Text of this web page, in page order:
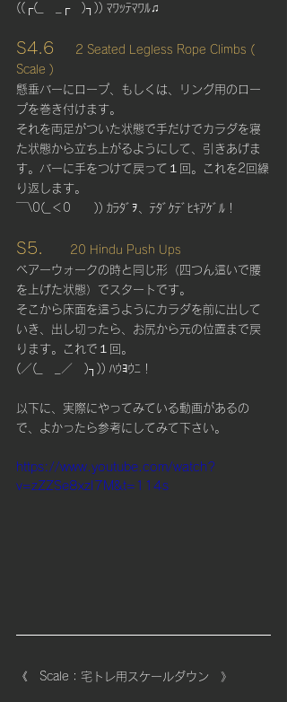
((┌(_　_┌　)┐)) ﾏﾜｯﾃﾏﾜﾙ♫
S4.6
2 Seated Legless Rope Climbs (
Scale )
懸垂バーにロープ、もしくは、リング用のロー
プを巻き付けます。
それを両足がついた状態で手だけでカラダを寝
た状態から立ち上がるようにして、引きあげま
す。バーに手をつけて戻って１回。これを2回繰
り返します。
￣\0(_＜0　　)) ｶﾗﾀﾞｦ、ﾃﾀﾞｹﾃﾞﾋｷｱｹﾞﾙ！
S5.
20 Hindu Push Ups
ベアーウォークの時と同じ形（四つん這いで腰
を上げた状態）でスタートです。
そこから床面を這うようにカラダを前に出して
いき、出し切ったら、お尻から元の位置まで戻
ります。これで１回。
(／(_　_／　)┐)) ﾊｳﾖｳﾆ！
以下に、実際にやってみている動画があるの
で、よかったら参考にしてみて下さい。
https://www.youtube.com/watch?
v=zZZSe8xzI7M&t=114s
《　Scale：宅トレ用スケールダウン　》